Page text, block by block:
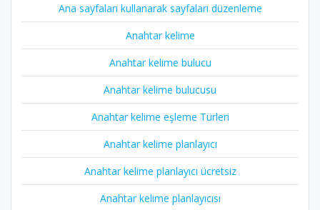
Ana sayfaları kullanarak sayfaları düzenleme
Anahtar kelime
Anahtar kelime bulucu
Anahtar kelime bulucusu
Anahtar kelime eşleme Türleri
Anahtar kelime planlayıcı
Anahtar kelime planlayıcı ücretsiz
Anahtar kelime planlayıcısı